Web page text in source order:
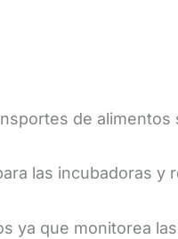
de alimentos
las incubadoras
ya que monitorea